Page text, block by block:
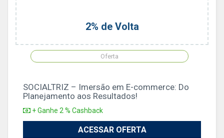
2% de Volta
Oferta
SOCIALTRIZ – Imersão em E-commerce: Do
Planejamento aos Resultados!
+ Ganhe 2 % Cashback
ACESSAR OFERTA